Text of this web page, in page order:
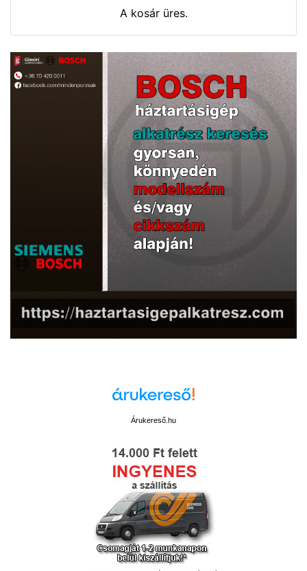
A kosár üres.
Árukereső.hu